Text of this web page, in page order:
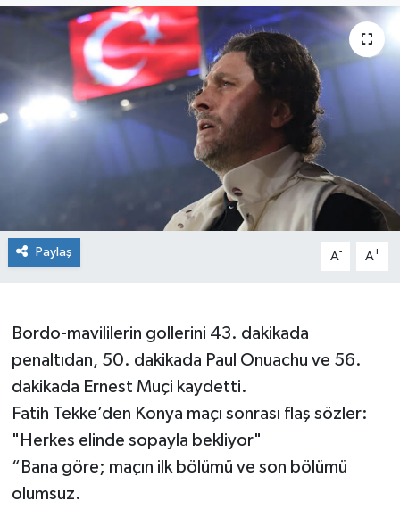
Paylaş A- A+
Bordo-mavililerin gollerini 43. dakikada
penaltıdan, 50. dakikada Paul Onuachu ve 56.
dakikada Ernest Muçi kaydetti.
Fatih Tekke’den Konya maçı sonrası flaş sözler:
"Herkes elinde sopayla bekliyor"
“Bana göre; maçın ilk bölümü ve son bölümü
olumsuz.